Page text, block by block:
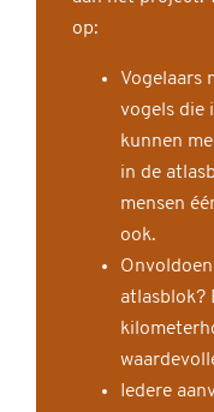
op:
Vogelaars
vogels die
kunnen
in de
mensen
ook.
atlasblok?
Iedere